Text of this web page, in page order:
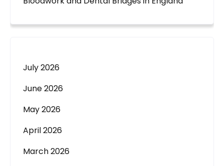
July 2026
June 2026
May 2026
April 2026
March 2026